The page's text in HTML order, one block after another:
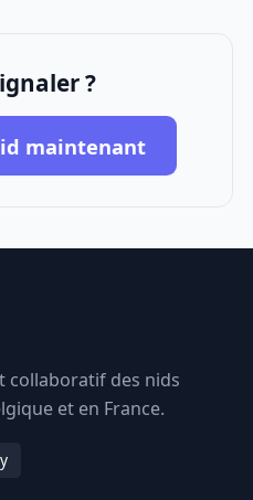
?
maintenant
collaboratif des nids
et en France.